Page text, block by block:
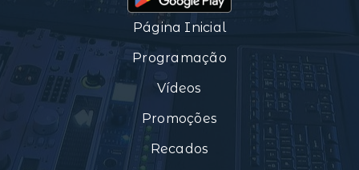
Página Inicial
Programação
Vídeos
Promoções
Recados